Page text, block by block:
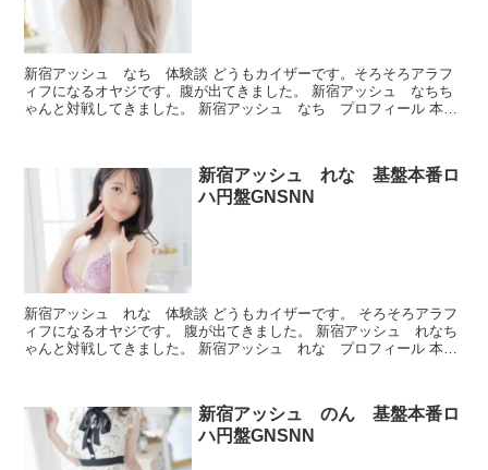
新宿アッシュ なち 体験談 どうもカイザーです。そろそろアラフ
ィフになるオヤジです。腹が出てきました。 新宿アッシュ なちち
ゃんと対戦してきました。 新宿アッシュ なち プロフィール 本番
新宿アッシュ れな 基盤本番ロ
ハ円盤GNSNN
新宿アッシュ れな 体験談 どうもカイザーです。 そろそろアラフ
ィフになるオヤジです。 腹が出てきました。 新宿アッシュ れなち
ゃんと対戦してきました。 新宿アッシュ れな プロフィール 本番
新宿アッシュ のん 基盤本番ロ
ハ円盤GNSNN